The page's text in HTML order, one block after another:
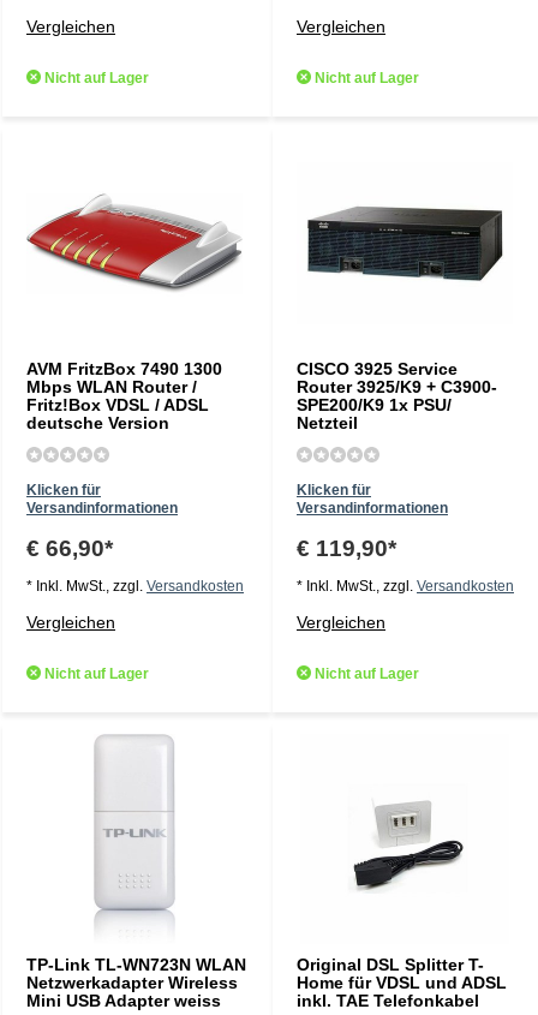
Vergleichen
Nicht auf Lager
Vergleichen
Nicht auf Lager
AVM FritzBox 7490 1300
Mbps WLAN Router /
Fritz!Box VDSL / ADSL
deutsche Version
Klicken für
Versandinformationen
€ 66,90*
* Inkl. MwSt., zzgl. Versandkosten
Vergleichen
Nicht auf Lager
CISCO 3925 Service
Router 3925/K9 + C3900-
SPE200/K9 1x PSU/
Netzteil
Klicken für
Versandinformationen
€ 119,90*
* Inkl. MwSt., zzgl. Versandkosten
Vergleichen
Nicht auf Lager
TP-Link TL-WN723N WLAN
Netzwerkadapter Wireless
Mini USB Adapter weiss
Original DSL Splitter T-
Home für VDSL und ADSL
inkl. TAE Telefonkabel